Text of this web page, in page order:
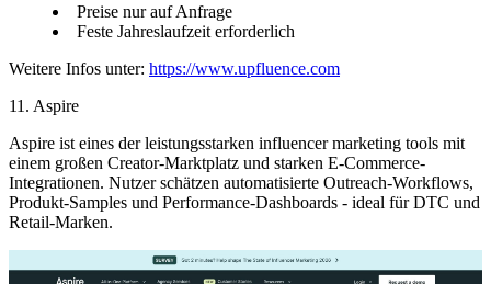
Preise nur auf Anfrage
Feste Jahreslaufzeit erforderlich
Weitere Infos unter: https://www.upfluence.com
11. Aspire
Aspire ist eines der leistungsstarken influencer marketing tools mit
einem großen Creator-Marktplatz und starken E-Commerce-
Integrationen. Nutzer schätzen automatisierte Outreach-Workflows,
Produkt-Samples und Performance-Dashboards - ideal für DTC und
Retail-Marken.